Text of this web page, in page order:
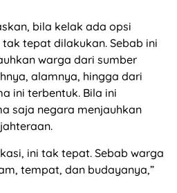
bila kelak ada opsi
tepat dilakukan. Sebab ini
warga dari sumber
alamnya, hingga dari
ini terbentuk. Bila ini
saja negara menjauhkan
ini tak tepat. Sebab warga
tempat, dan budayanya,”